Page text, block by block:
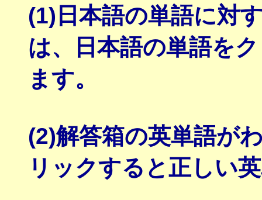
(1)日本語の単語に対
は、日本語の単語を
ます。
(2)解答箱の英単語が
リックすると正しい